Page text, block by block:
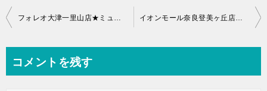
投
ビ
フォレオ大津一里山店★ミュゼの2021年今月キャンペーンは110円？脱毛出来る部位？ イオンモール奈良登美ヶ丘店★ミュゼの2021年今月キャンペーンは110円？脱毛出来る部位？
コメントを残す